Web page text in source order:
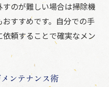
分で直す調整法
網戸の修正ポイント
戸調整手順
分のトラブル対応法
整のコツを伝授
のが難しい場合は掃除機
すすめです。自分での手
頼することで確実なメン
ンテナンス術